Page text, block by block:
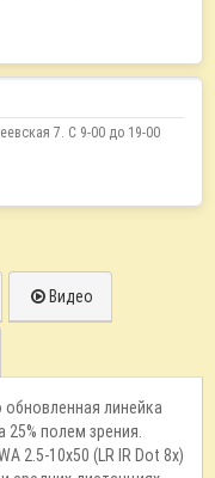
7. С 9-00 до 19-00
Видео
обновленная линейка
полем зрения.
2.5-10x50 (LR IR Dot 8x)